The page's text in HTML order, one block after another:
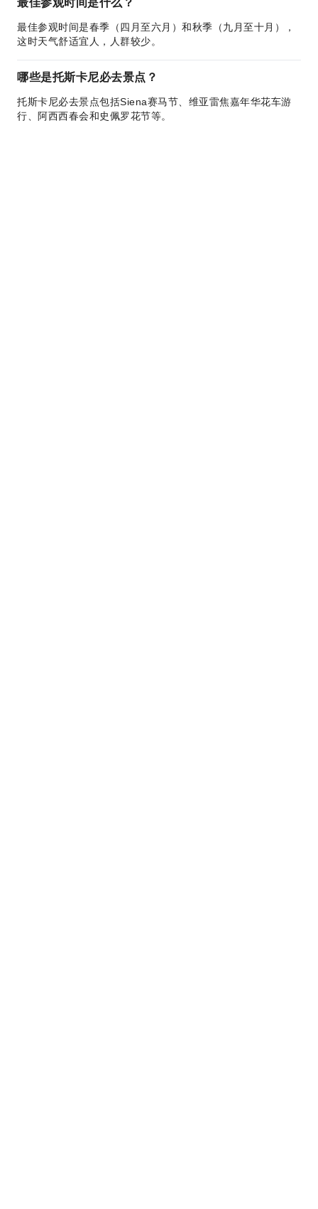
最佳参观时间是什么？
最佳参观时间是春季（四月至六月）和秋季（九月至十月），
这时天气舒适宜人，人群较少。
哪些是托斯卡尼必去景点？
托斯卡尼必去景点包括Siena赛马节、维亚雷焦嘉年华花车游
行、阿西西春会和史佩罗花节等。